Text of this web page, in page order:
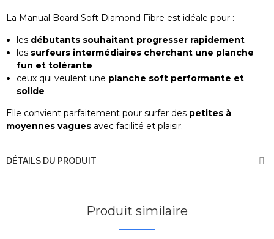
La Manual Board Soft Diamond Fibre est idéale pour :
les débutants souhaitant progresser rapidement
les surfeurs intermédiaires cherchant une planche
fun et tolérante
ceux qui veulent une planche soft performante et
solide
Elle convient parfaitement pour surfer des petites à
moyennes vagues avec facilité et plaisir.
DÉTAILS DU PRODUIT
Produit similaire